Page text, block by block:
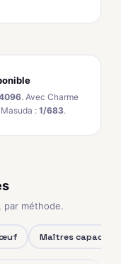
. Avec Charme
: 1/683.
par méthode.
Maîtres capacités